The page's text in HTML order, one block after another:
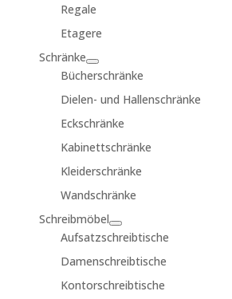
Regale
Etagere
Schränke
Bücherschränke
Dielen- und Hallenschränke
Eckschränke
Kabinettschränke
Kleiderschränke
Wandschränke
Schreibmöbel
Aufsatzschreibtische
Damenschreibtische
Kontorschreibtische